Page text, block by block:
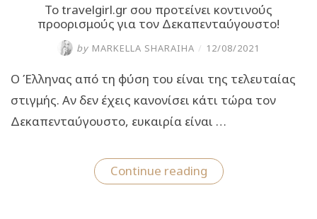
Το travelgirl.gr σου προτείνει κοντινούς
προορισμούς για τον Δεκαπενταύγουστο!
by MARKELLA SHARAIHA / 12/08/2021
Ο Έλληνας από τη φύση του είναι της τελευταίας
στιγμής. Αν δεν έχεις κανονίσει κάτι τώρα τον
Δεκαπενταύγουστο, ευκαιρία είναι …
Continue reading“Το
travelgirl.gr